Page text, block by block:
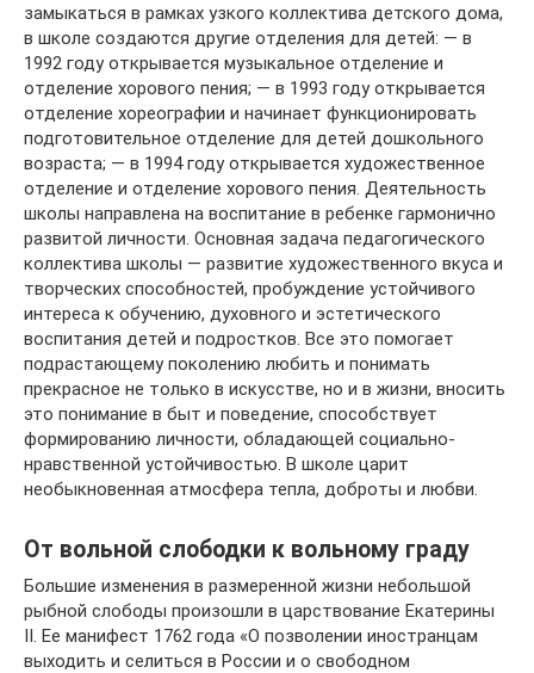
замыкаться в рамках узкого коллектива детского дома,
в школе создаются другие отделения для детей: — в
1992 году открывается музыкальное отделение и
отделение хорового пения; — в 1993 году открывается
отделение хореографии и начинает функционировать
подготовительное отделение для детей дошкольного
возраста; — в 1994 году открывается художественное
отделение и отделение хорового пения. Деятельность
школы направлена на воспитание в ребенке гармонично
развитой личности. Основная задача педагогического
коллектива школы — развитие художественного вкуса и
творческих способностей, пробуждение устойчивого
интереса к обучению, духовного и эстетического
воспитания детей и подростков. Все это помогает
подрастающему поколению любить и понимать
прекрасное не только в искусстве, но и в жизни, вносить
это понимание в быт и поведение, способствует
формированию личности, обладающей социально-
нравственной устойчивостью. В школе царит
необыкновенная атмосфера тепла, доброты и любви.
От вольной слободки к вольному граду
Большие изменения в размеренной жизни небольшой
рыбной слободы произошли в царствование Екатерины
II. Ее манифест 1762 года «О позволении иностранцам
выходить и селиться в России и о свободном